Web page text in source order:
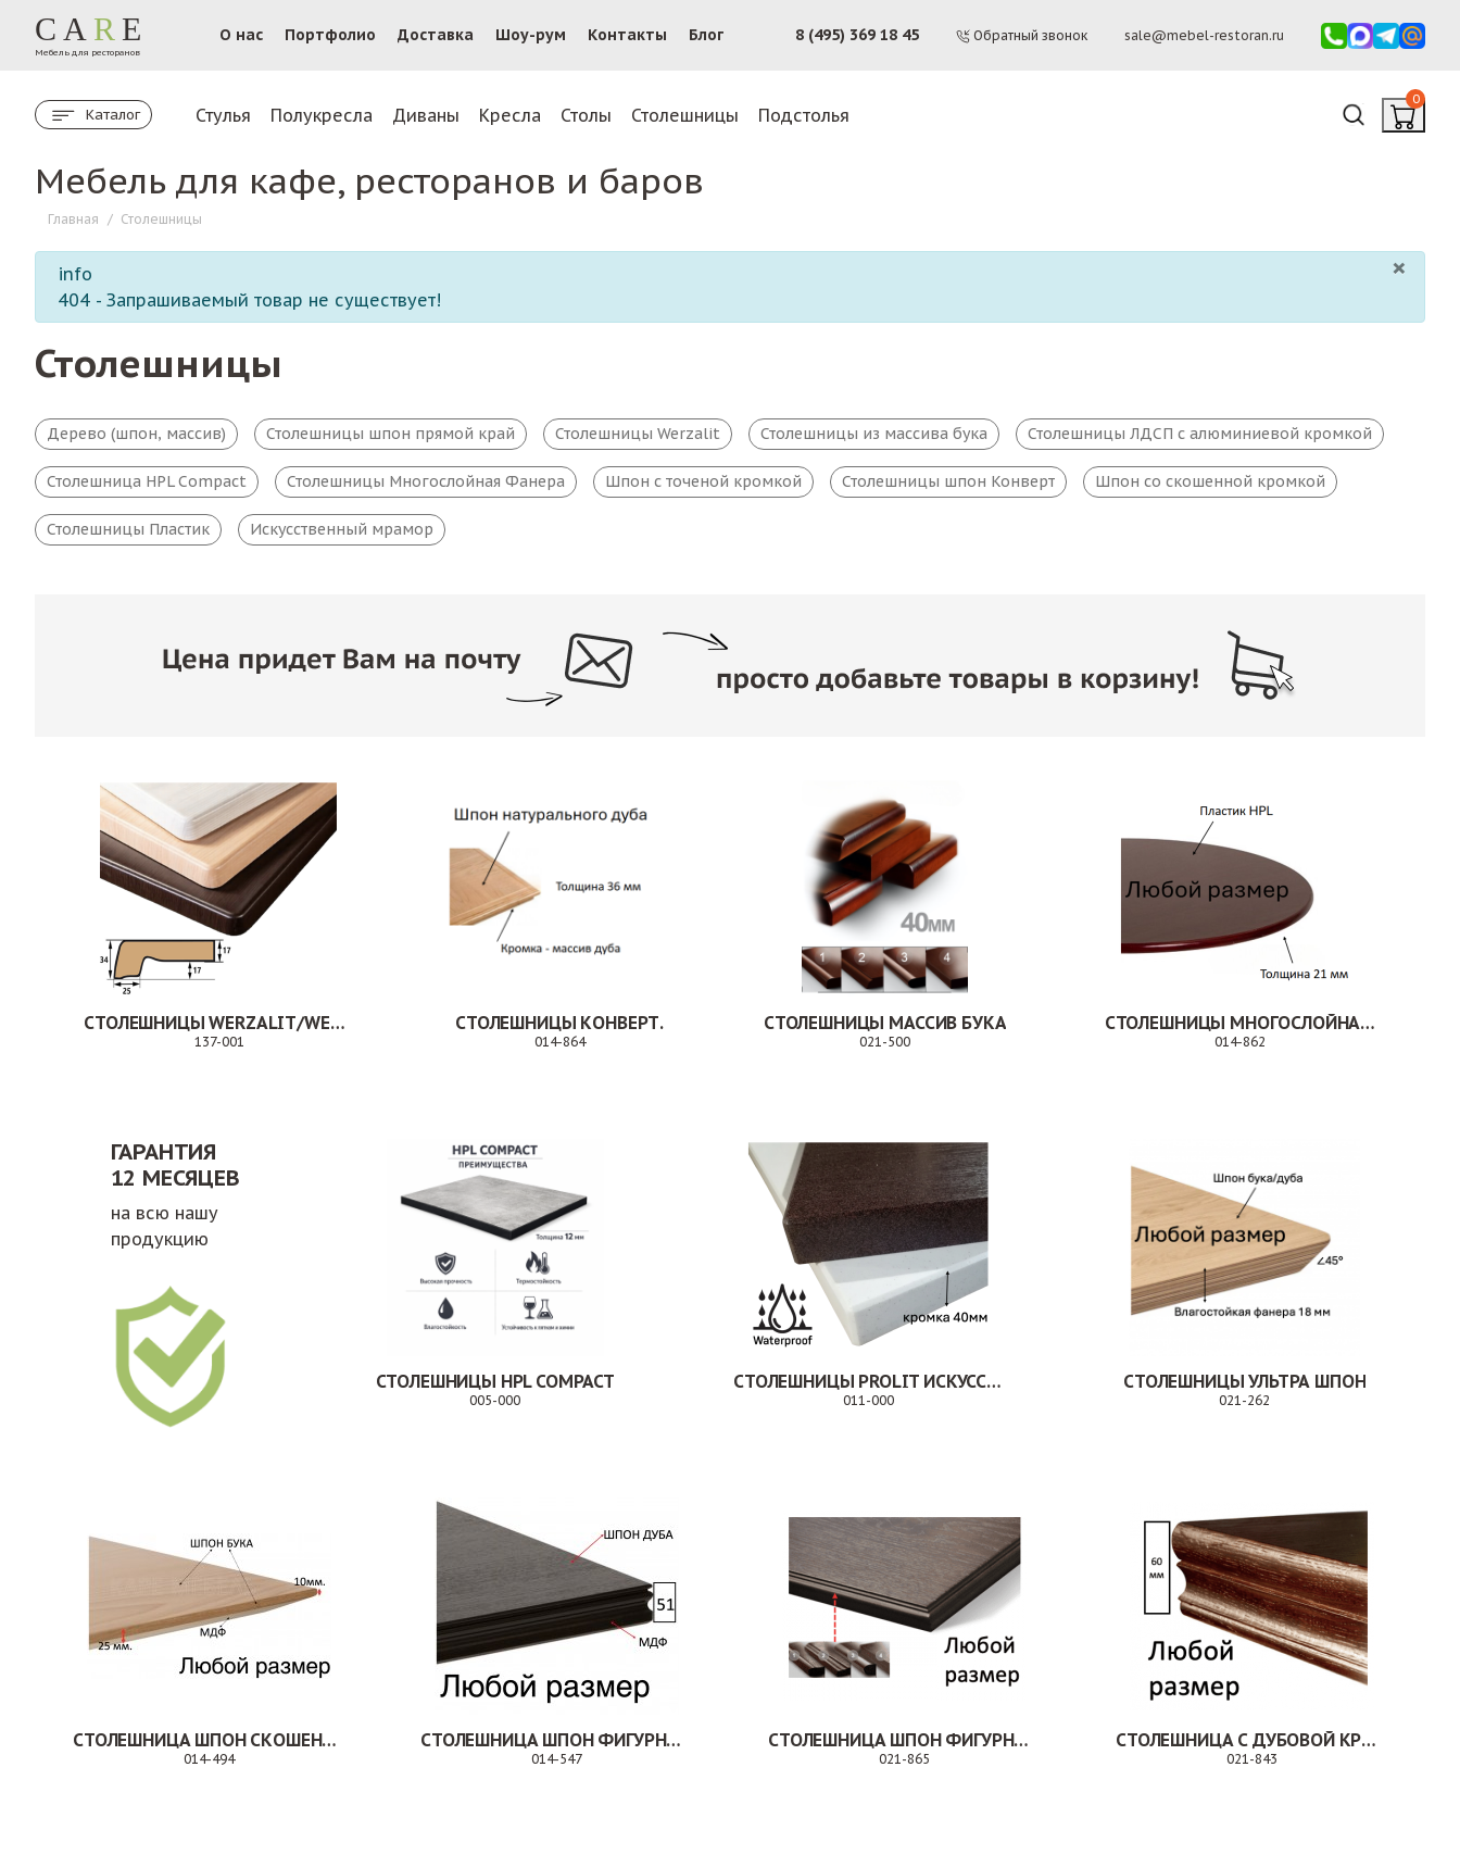
CA R E
Мебель для ресторанов
О нас Портфолио Доставка Шоу-рум Контакты Блог 8 (495) 369 18 45 Обратный звонок sale@mebel-restoran.ru
Каталог Стулья Полукресла Диваны Кресла Столы Столешницы Подстолья
0
Мебель для кафе, ресторанов и баров
Главная / Столешницы
×
info
404 - Запрашиваемый товар не существует!
Столешницы
Дерево (шпон, массив) Столешницы шпон прямой край Столешницы Werzalit Столешницы из массива бука Столешницы ЛДСП с алюминиевой кромкой
Столешница HPL Compact Столешницы Многослойная Фанера Шпон с точеной кромкой Столешницы шпон Конверт Шпон со скошенной кромкой
Столешницы Пластик Искусственный мрамор
СТОЛЕШНИЦЫ WERZALIT/WERMODIN
137-001
СТОЛЕШНИЦЫ КОНВЕРТ.
014-864
СТОЛЕШНИЦЫ МАССИВ БУКА
021-500
СТОЛЕШНИЦЫ МНОГОСЛОЙНАЯ ФАНЕРА ПОКРЫТИЕ ПЛАСТИК
014-862
ГАРАНТИЯ
12 МЕСЯЦЕВ
на всю нашу
продукцию
СТОЛЕШНИЦЫ HPL COMPACT
005-000
СТОЛЕШНИЦЫ PROLIT ИСКУССТВЕННЫЙ КАМЕНЬ
011-000
СТОЛЕШНИЦЫ УЛЬТРА ШПОН
021-262
СТОЛЕШНИЦА ШПОН СКОШЕННАЯ КРОМКА
014-494
СТОЛЕШНИЦА ШПОН ФИГУРНАЯ КРОМКА МДФ
014-547
СТОЛЕШНИЦА ШПОН ФИГУРНАЯ КРОМКА
021-865
СТОЛЕШНИЦА С ДУБОВОЙ КРОМКОЙ
021-843